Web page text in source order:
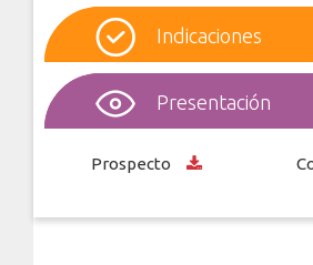
Indicaciones
Presentación
Prospecto